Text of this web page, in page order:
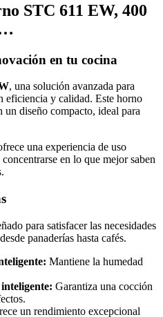
STC 611 EW, 400
en tu cocina
, una solución avanzada para
eficiencia y calidad. Este horno
diseño compacto, ideal para
una experiencia de uso
en lo que mejor saben
para satisfacer las necesidades
panaderías hasta cafés.
Mantiene la humedad
Garantiza una cocción
un rendimiento excepcional